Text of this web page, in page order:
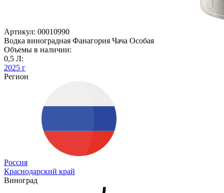
Артикул: 00010990
Водка виноградная Фанагория Чача Особая
Объемы в наличии:
0,5 Л:
2025 г
Регион
Россия
Краснодарский край
Виноград